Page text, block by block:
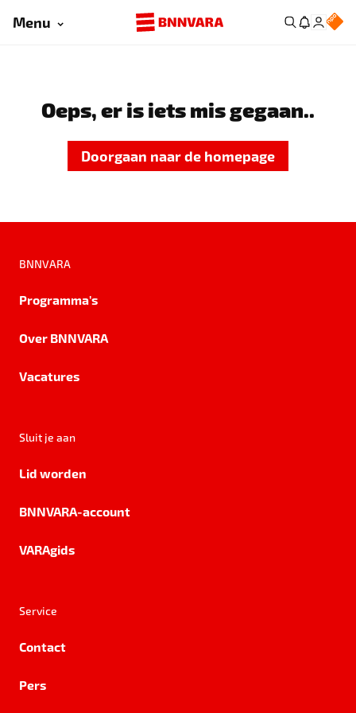
Menu
Oeps, er is iets mis gegaan..
Doorgaan naar de homepage
BNNVARA
Programma's
Over BNNVARA
Vacatures
Sluit je aan
Lid worden
BNNVARA-account
VARAgids
Service
Contact
Pers